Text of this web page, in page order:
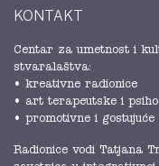
KONTAKT
Centar za umetnost i
stvaralaštva:
• kreativne radionice
• art terapeutske i
• promotivne i
Radionice vodi Tatjana